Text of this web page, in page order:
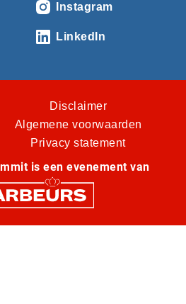
Instagram
LinkedIn
Disclaimer
Algemene voorwaarden
Privacy statement
is een evenement van